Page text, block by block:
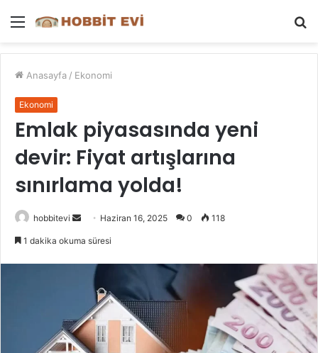
Menü
Anasayfa / Ekonomi
Ekonomi
Emlak piyasasında yeni
devir: Fiyat artışlarına
sınırlama yolda!
hobbitevi
Bir
göndermek
Haziran 16, 2025 0 118
1 dakika okuma süresi